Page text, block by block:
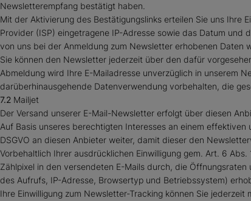
Newsletterempfang bestätigt haben.
Mit der Aktivierung des Bestätigungslinks erteilen Sie uns Ihre
Provider (ISP) eingetragene IP-Adresse sowie das Datum und
von uns bei der Anmeldung zum Newsletter erhobenen Daten
Sie können den Newsletter jederzeit über den dafür
Abmeldung wird Ihre E-Mailadresse unverzüglich in unserem
darüberhinausgehende Datenverwendung vorbehalten, die
7.2 Mailjet
Der Versand unserer E-Mail-Newsletter erfolgt über diesen
Auf Basis unseres berechtigten Interesses an einem
DSGVO an diesen Anbieter weiter, damit dieser den
Vorbehaltlich Ihrer ausdrücklichen Einwilligung gem. Art. 6
Zählpixel in den versendeten E-Mails durch, die
des Aufrufs, IP-Adresse, Browsertyp und Betriebssystem)
Ihre Einwilligung zum Newsletter-Tracking können Sie jederzeit